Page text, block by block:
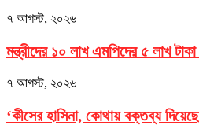
৭ আগস্ট, ২০২৬
মন্ত্রীদের ১০ লাখ এমপিদের ৫ লাখ
৭ আগস্ট, ২০২৬
‘কীসের হাসিনা, কোথায় বক্তব্য